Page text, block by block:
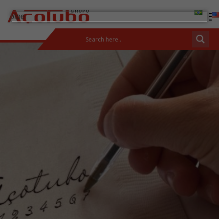
Barras de Acero al Carbono
Incotep – Sistemas de Anclaje
Soluciones integradas
Aceros inoxidables
Calculadora
Descarga